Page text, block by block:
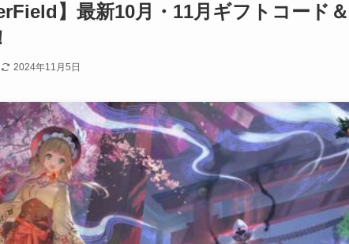
】最新10月・11月ギフトコード
2024年11月5日